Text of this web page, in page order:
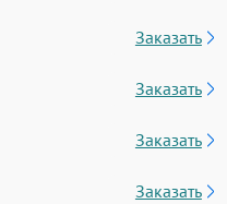
Заказать
Заказать
Заказать
Заказать